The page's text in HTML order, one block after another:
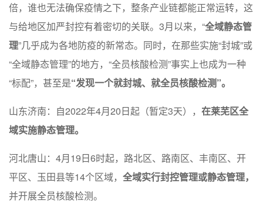
倍，谁也无法确保疫情之下，整条产业链都能正常运转，这
与给地区加严封控有着密切的关联。3月以来，“全域静态管
理”几乎成为各地防疫的新常态。同时，在那些实施“封城”或
“全域静态管理”的地方，“全员核酸检测”事实上也成为一种
“标配”，甚至是“发现一个就封城、就全员核酸检测”。
山东济南：自2022年4月20日起（暂定3天）， 在莱芜区全
域实施静态管理。
河北唐山：4月19日6时起，路北区、路南区、丰南区、开
平区、玉田县等14个区域， 全域实行封控管理或静态管理，
并开展全员核酸检测。